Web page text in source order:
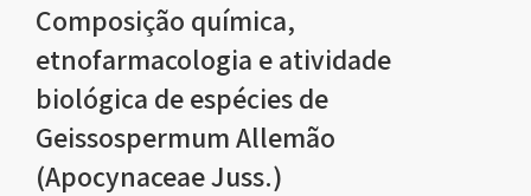
Composição química,
etnofarmacologia e atividade
biológica de espécies de
Geissospermum Allemão
(Apocynaceae Juss.)